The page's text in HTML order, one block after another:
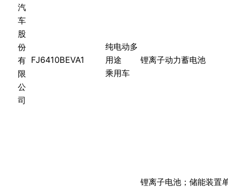
汽
车
股
份
有
限
公
司
FJ6410BEVA1
纯电动多
用途
乘用车
锂离子动力蓄电池
锂离子电池；储能装置